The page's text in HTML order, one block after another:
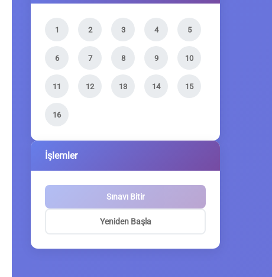
1 2 3 4 5
6 7 8 9 10
11 12 13 14 15
16
İşlemler
Sınavı Bitir
Yeniden Başla